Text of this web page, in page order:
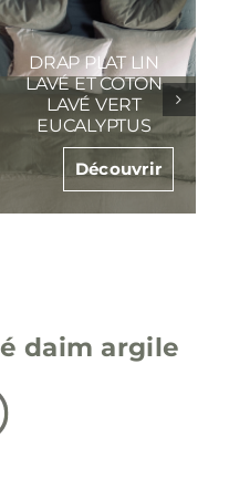
DRAP PLAT LIN
LAVÉ ET COTON
LAVÉ VERT
EUCALYPTUS
Découvrir
daim argile